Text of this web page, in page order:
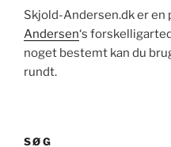
Skjold-Andersen.dk er
Andersen‘s
noget bestemt kan du
rundt.
SØG